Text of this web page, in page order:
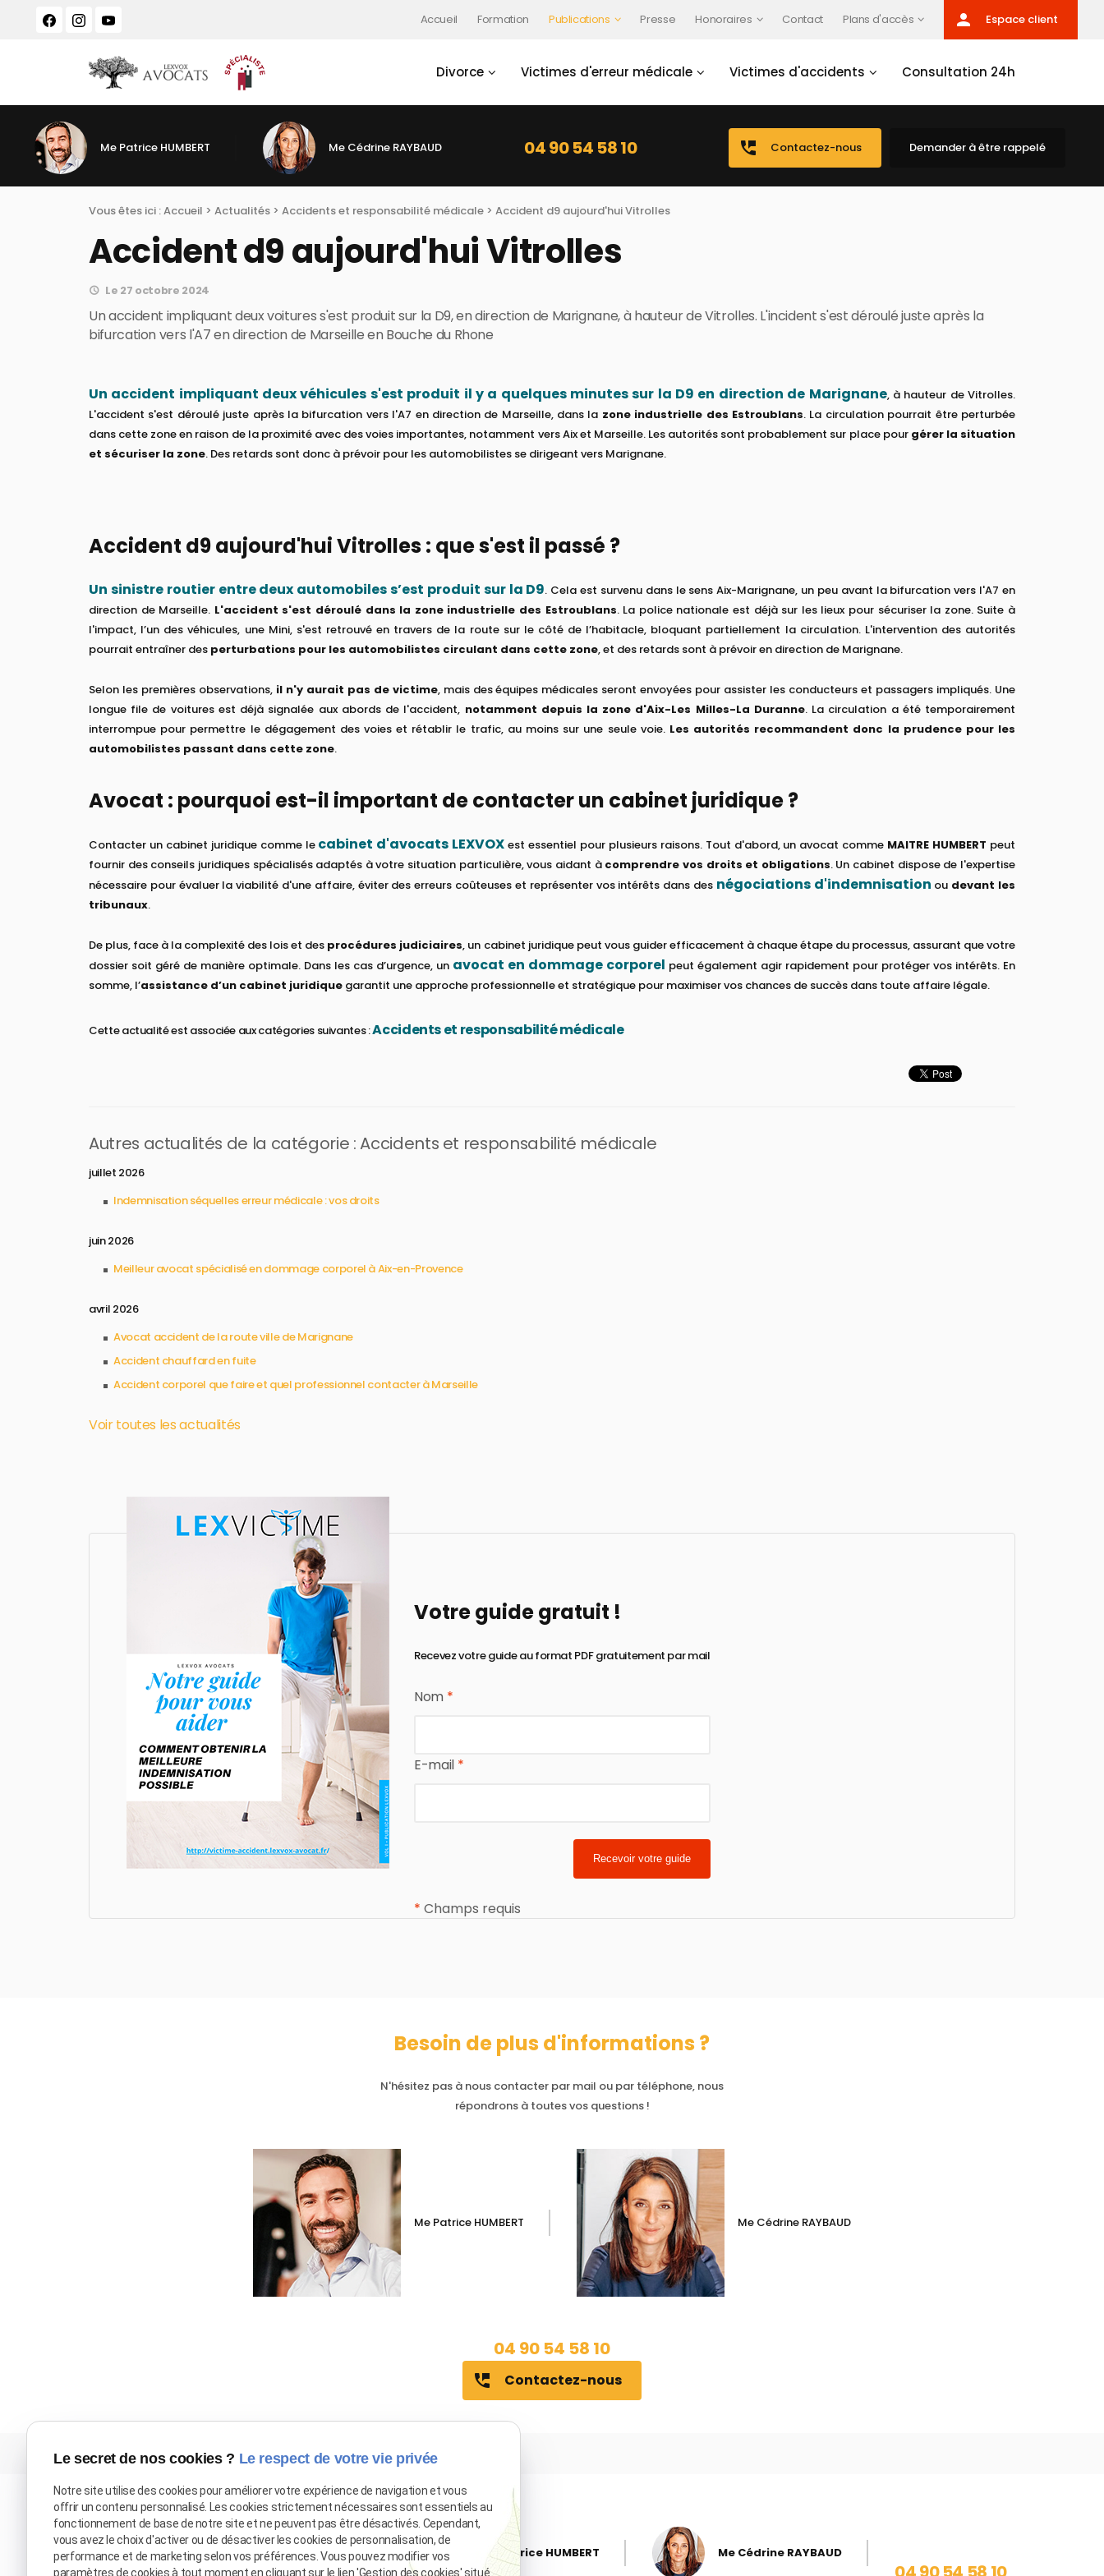
Accueil Formation Publications Presse Honoraires Contact Plans d'accès person Espace client
Divorce Victimes d'erreur médicale Victimes d'accidents Consultation 24h
Me Patrice HUMBERT Me Cédrine RAYBAUD 04 90 54 58 10 perm_phone_msg Contactez-nous Demander à être rappelé
Vous êtes ici :Accueil > Actualités > Accidents et responsabilité médicale > Accident d9 aujourd'hui Vitrolles​
Accident d9 aujourd'hui Vitrolles​
Le 27 octobre 2024
Un accident impliquant deux voitures s'est produit sur la D9, en direction de Marignane, à hauteur de Vitrolles. L'incident s'est déroulé juste après la
bifurcation vers l'A7 en direction de Marseille en Bouche du Rhone
Un accident impliquant deux véhicules s'est produit il y a quelques minutes sur la D9 en direction de Marignane, à hauteur de Vitrolles.
L'accident s'est déroulé juste après la bifurcation vers l'A7 en direction de Marseille, dans la zone industrielle des Estroublans. La circulation pourrait être perturbée
dans cette zone en raison de la proximité avec des voies importantes, notamment vers Aix et Marseille. Les autorités sont probablement sur place pour gérer la situation
et sécuriser la zone. Des retards sont donc à prévoir pour les automobilistes se dirigeant vers Marignane.
Accident d9 aujourd'hui Vitrolles​ : que s'est il passé ?
Un sinistre routier entre deux automobiles s’est produit sur la D9. Cela est survenu dans le sens Aix-Marignane, un peu avant la bifurcation vers l'A7 en
direction de Marseille. L'accident s'est déroulé dans la zone industrielle des Estroublans. La police nationale est déjà sur les lieux pour sécuriser la zone. Suite à
l'impact, l’un des véhicules, une Mini, s'est retrouvé en travers de la route sur le côté de l’habitacle, bloquant partiellement la circulation. L'intervention des autorités
pourrait entraîner des perturbations pour les automobilistes circulant dans cette zone, et des retards sont à prévoir en direction de Marignane.
Selon les premières observations, il n'y aurait pas de victime, mais des équipes médicales seront envoyées pour assister les conducteurs et passagers impliqués. Une
longue file de voitures est déjà signalée aux abords de l'accident, notamment depuis la zone d'Aix-Les Milles-La Duranne. La circulation a été temporairement
interrompue pour permettre le dégagement des voies et rétablir le trafic, au moins sur une seule voie. Les autorités recommandent donc la prudence pour les
automobilistes passant dans cette zone.
Avocat : pourquoi est-il important de contacter un cabinet juridique ?
Contacter un cabinet juridique comme le cabinet d'avocats LEXVOX est essentiel pour plusieurs raisons. Tout d'abord, un avocat comme MAITRE HUMBERT peut
fournir des conseils juridiques spécialisés adaptés à votre situation particulière, vous aidant à comprendre vos droits et obligations. Un cabinet dispose de l'expertise
nécessaire pour évaluer la viabilité d'une affaire, éviter des erreurs coûteuses et représenter vos intérêts dans des négociations d'indemnisation ou devant les
tribunaux.
De plus, face à la complexité des lois et des procédures judiciaires, un cabinet juridique peut vous guider efficacement à chaque étape du processus, assurant que votre
dossier soit géré de manière optimale. Dans les cas d’urgence, un avocat en dommage corporel peut également agir rapidement pour protéger vos intérêts. En
somme, l’assistance d’un cabinet juridique garantit une approche professionnelle et stratégique pour maximiser vos chances de succès dans toute affaire légale.
Cette actualité est associée aux catégories suivantes :Accidents et responsabilité médicale
Autres actualités de la catégorie : Accidents et responsabilité médicale
juillet 2026
Indemnisation séquelles erreur médicale : vos droits
juin 2026
Meilleur avocat spécialisé en dommage corporel à Aix-en-Provence
avril 2026
Avocat accident de la route ville de Marignane
Accident chauffard en fuite
Accident corporel que faire et quel professionnel contacter à Marseille
Voir toutes les actualités
Votre guide gratuit !
Recevez votre guide au format PDF gratuitement par mail
Nom *
E-mail *
* Champs requis
Besoin de plus d'informations ?
N'hésitez pas à nous contacter par mail ou par téléphone, nous
répondrons à toutes vos questions !
Me Patrice HUMBERT Me Cédrine RAYBAUD
04 90 54 58 10
perm_phone_msg Contactez-nous
Me Patrice HUMBERT Me Cédrine RAYBAUD
Le secret de nos cookies ? Le respect de votre vie privée
Notre site utilise des cookies pour améliorer votre expérience de navigation et vous
offrir un contenu personnalisé. Les cookies strictement nécessaires sont essentiels au
fonctionnement de base de notre site et ne peuvent pas être désactivés. Cependant,
vous avez le choix d'activer ou de désactiver les cookies de personnalisation, de
performance et de marketing selon vos préférences. Vous pouvez modifier vos
paramètres de cookies à tout moment en cliquant sur le lien 'Gestion des cookies' situé